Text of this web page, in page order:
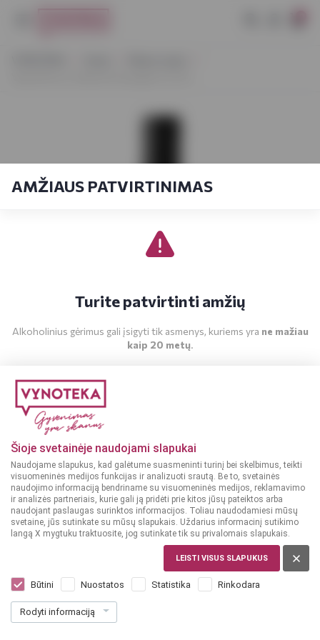
Šioje svetainėje naudojami slapukai
Naudojame slapukus, kad galėtume suasmeninti turinį bei skelbimus, teikti
visuomeninės medijos funkcijas ir analizuoti srautą. Be to, svetainės
naudojimo informaciją bendriname su visuomeninės medijos, reklamavimo
ir analizės partneriais, kurie gali ją pridėti prie kitos jūsų pateiktos arba
naudojant paslaugas surinktos informacijos. Toliau naudodamiesi mūsų
svetaine, jūs sutinkate su mūsų slapukais. Uždarius informacinį sutikimo
langą X mygtuku traktuosite, jog sutinkate tik su privalomais slapukais.
LEISTI VISUS SLAPUKUS
Būtini Nuostatos Statistika Rinkodara
Rodyti informaciją
AMŽIAUS PATVIRTINIMAS
Turite patvirtinti amžių
Alkoholinius gėrimus gali įsigyti tik asmenys, kuriems yra ne mažiau
kaip 20 metų.
Viejo Rincon Cabernet Sauvignon 0,75 L
Dar nėra balsų, galite įvertinti
49